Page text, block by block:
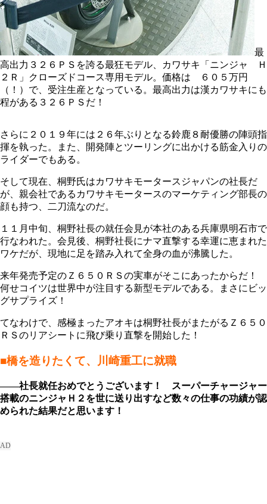
最
高出力３２６ＰＳを誇る最狂モデル、カワサキ「ニンジャ Ｈ
２Ｒ」クローズドコース専用モデル。価格は ６０５万円
（！）で、受注生産となっている。最高出力は漢カワサキにも
程がある３２６ＰＳだ！
さらに２０１９年には２６年ぶりとなる鈴鹿８耐優勝の陣頭指
揮を執った。また、開発陣とツーリングに出かける筋金入りの
ライダーでもある。
そして現在、桐野氏はカワサキモータースジャパンの社長だ
が、親会社であるカワサキモータースのマーケティング部長の
顔も持つ、二刀流なのだ。
１１月中旬、桐野社長の就任会見が本社のある兵庫県明石市で
行なわれた。会見後、桐野社長にナマ直撃する幸運に恵まれた
ワケだが、現地に足を踏み入れて全身の血が沸騰した。
来年発売予定のＺ６５０ＲＳの実車がそこにあったからだ！
何せコイツは世界中が注目する新型モデルである。まさにビッ
グサプライズ！
てなわけで、感極まったアオキは桐野社長がまたがるＺ６５０
ＲＳのリアシートに飛び乗り直撃を開始した！
■橋を造りたくて、川崎重工に就職
――社長就任おめでとうございます！ スーパーチャージャー
搭載のニンジャＨ２を世に送り出すなど数々の仕事の功績が認
められた結果だと思います！